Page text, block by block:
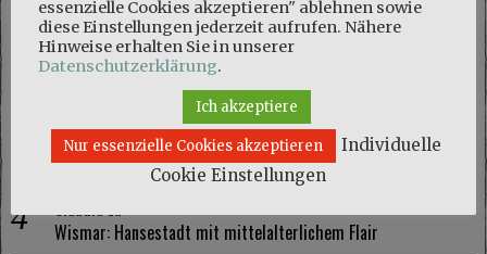
Naturschutzgebiet Kösterbeck und eine kuriose Entdeckung
Olaf Schmidtzu
Naturschutzgebiet Kösterbeck und eine kuriose Entdeckung
Mariezu
Wismar: Hansestadt mit mittelalterlichem Flair
Claudiazu
Wismar: Hansestadt mit mittelalterlichem Flair
essenzielle Cookies akzeptieren" ablehnen sowie
diese Einstellungen jederzeit aufrufen. Nähere
Hinweise erhalten Sie in unserer
Datenschutzerklärung.
Ich akzeptiere
Nur essenzielle Cookies akzeptieren
Individuelle
Cookie Einstellungen